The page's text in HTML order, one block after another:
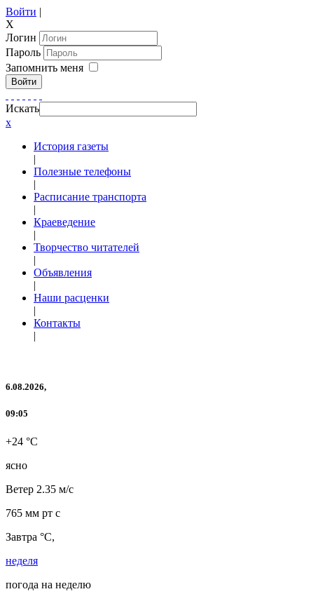
Войти |
X
Логин
Пароль
Запомнить меня
Войти
Искать
x
История газеты
|
Полезные телефоны
|
Расписание транспорта
|
Краеведение
|
Творчество читателей
|
Объявления
|
Наши расценки
|
Контакты
|
6.08.2026,
09:05
+24 °C
ясно
Ветер 2.35 м/с
765 мм рт с
Завтра °C,
неделя
погода на неделю